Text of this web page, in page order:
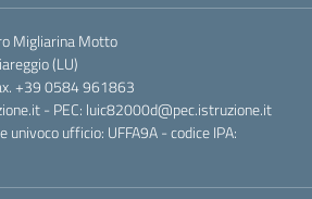
Migliarina Motto
(LU)
+39 0584 961863
- PEC: luic82000d@pec.istruzione.it
ufficio: UFFA9A - codice IPA: